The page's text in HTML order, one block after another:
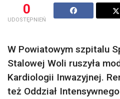
0
UDOSTĘPNIEŃ
W Powiatowym szpitalu
Stalowej Woli ruszyła
Kardiologii Inwazyjnej.
też Oddział